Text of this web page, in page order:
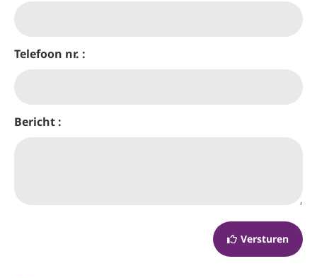
Telefoon nr. :
Bericht :
Versturen